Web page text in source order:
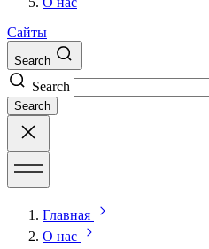
Сайты
Search
Search
Search
Главная
О нас